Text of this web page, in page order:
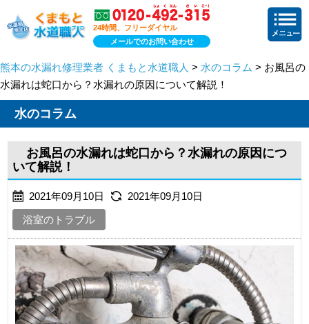
24時間、フリーダイヤル
メールでのお問い合わせ
熊本の水漏れ修理業者 くまもと水道職人 > 水のコラム > お風呂の
水漏れは蛇口から？水漏れの原因について解説！
水のコラム
お風呂の水漏れは蛇口から？水漏れの原因につ
いて解説！
2021年09月10日
2021年09月10日
浴室のトラブル